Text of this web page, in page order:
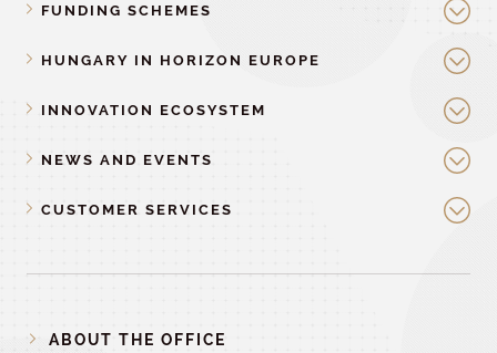
FUNDING SCHEMES
HUNGARY IN HORIZON EUROPE
INNOVATION ECOSYSTEM
NEWS AND EVENTS
CUSTOMER SERVICES
ABOUT THE OFFICE